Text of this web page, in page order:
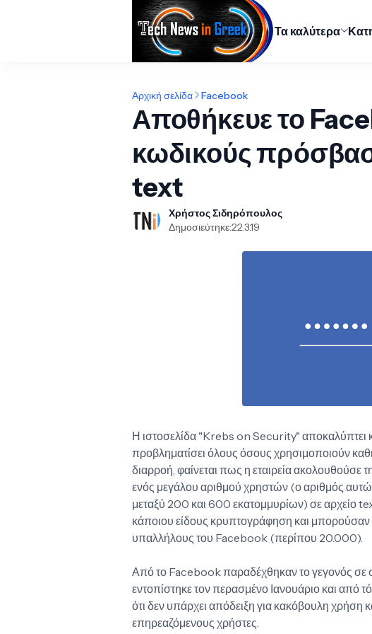
Τα καλύτερα
Αρχική σελίδα Facebook
Αποθήκευε το
κωδικούς
text
Χρήστος Σιδηρόπουλος
Δημοσιεύτηκε:22.3.19
Η ιστοσελίδα "Krebs on Security" αποκαλύπτει
προβληματίσει όλους όσους χρησιμοποιούν
διαρροή, φαίνεται πως η εταιρεία
ενός μεγάλου αριθμού χρηστών (ο αριθμός
μεταξύ 200 και 600 εκατομμυρίων) σε αρχείο
κάποιου είδους κρυπτογράφηση και
υπαλλήλους του Facebook (περίπου 20.000).
Από το Facebook παραδέχθηκαν το γεγονός σε
εντοπίστηκε τον περασμένο Ιανουάριο και από
ότι δεν υπάρχει απόδειξη για κακόβουλη χρήση
επηρεαζόμενους χρήστες.